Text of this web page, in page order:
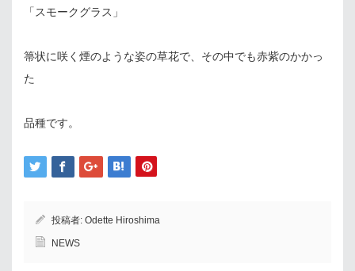
「スモークグラス」
箒状に咲く煙のような姿の草花で、その中でも赤紫のかかっ
た
品種です。
投稿者: Odette Hiroshima
NEWS